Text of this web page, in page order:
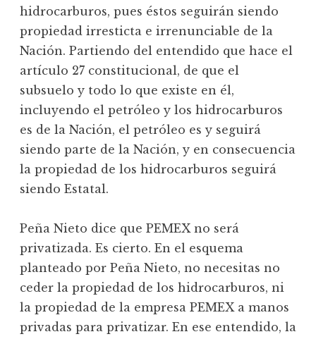
hidrocarburos, pues éstos seguirán siendo
propiedad irresticta e irrenunciable de la
Nación. Partiendo del entendido que hace el
artículo 27 constitucional, de que el
subsuelo y todo lo que existe en él,
incluyendo el petróleo y los hidrocarburos
es de la Nación, el petróleo es y seguirá
siendo parte de la Nación, y en consecuencia
la propiedad de los hidrocarburos seguirá
siendo Estatal.
Peña Nieto dice que PEMEX no será
privatizada. Es cierto. En el esquema
planteado por Peña Nieto, no necesitas no
ceder la propiedad de los hidrocarburos, ni
la propiedad de la empresa PEMEX a manos
privadas para privatizar. En ese entendido, la